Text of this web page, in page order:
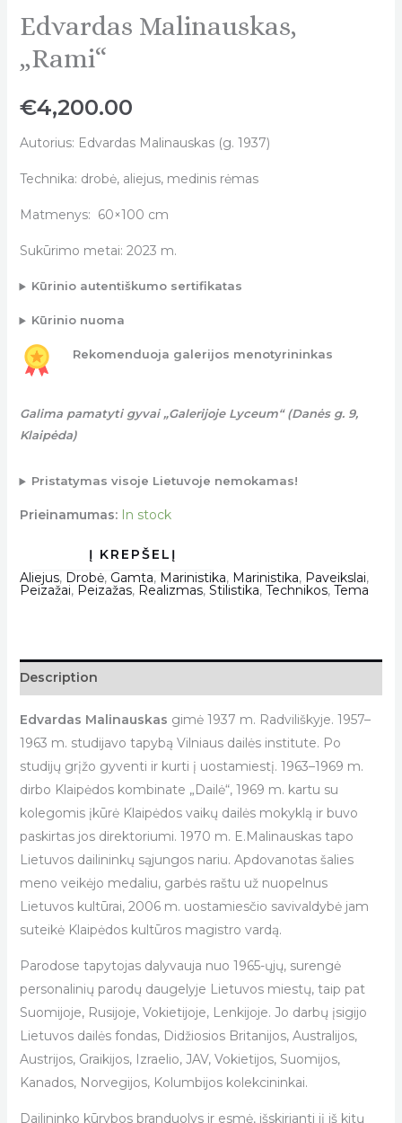
Edvardas Malinauskas,
„Rami“
€4,200.00
Autorius: Edvardas Malinauskas (g. 1937)
Technika: drobė, aliejus, medinis rėmas
Matmenys: 60×100 cm
Sukūrimo metai: 2023 m.
Kūrinio autentiškumo sertifikatas
Kūrinio nuoma
Rekomenduoja galerijos menotyrininkas
Galima pamatyti gyvai „Galerijoje Lyceum“ (Danės g. 9,
Klaipėda)
Pristatymas visoje Lietuvoje nemokamas!
Prieinamumas: In stock
Edvardas
„Rami“
Aliejus, Drobė, Gamta, Marinistika, Marinistika, Paveikslai,
Peizažai, Peizažas, Realizmas, Stilistika, Technikos, Tema
Description
Edvardas Malinauskas gimė 1937 m. Radviliškyje. 1957–
1963 m. studijavo tapybą Vilniaus dailės institute. Po
studijų grįžo gyventi ir kurti į uostamiestį. 1963–1969 m.
dirbo Klaipėdos kombinate „Dailė“, 1969 m. kartu su
kolegomis įkūrė Klaipėdos vaikų dailės mokyklą ir buvo
paskirtas jos direktoriumi. 1970 m. E.Malinauskas tapo
Lietuvos dailininkų sąjungos nariu. Apdovanotas šalies
meno veikėjo medaliu, garbės raštu už nuopelnus
Lietuvos kultūrai, 2006 m. uostamiesčio savivaldybė jam
suteikė Klaipėdos kultūros magistro vardą.
Parodose tapytojas dalyvauja nuo 1965-ųjų, surengė
personalinių parodų daugelyje Lietuvos miestų, taip pat
Suomijoje, Rusijoje, Vokietijoje, Lenkijoje. Jo darbų įsigijo
Lietuvos dailės fondas, Didžiosios Britanijos, Australijos,
Austrijos, Graikijos, Izraelio, JAV, Vokietijos, Suomijos,
Kanados, Norvegijos, Kolumbijos kolekcininkai.
Dailininko kūrybos branduolys ir esmė, išskirianti jį iš kitų